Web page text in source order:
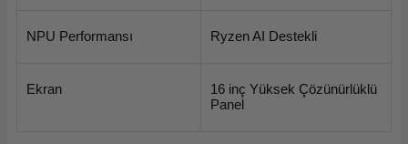
NPU Performansı Ryzen AI Destekli
Ekran
16 inç Yüksek Çözünürlüklü
Panel